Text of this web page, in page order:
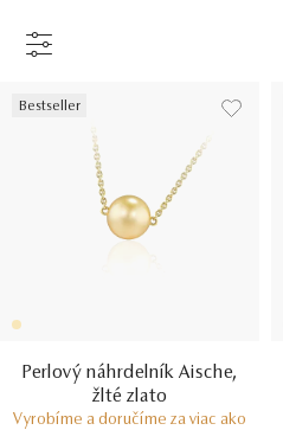
Bestseller
Perlový náhrdelník Aische,
žlté zlato
Vyrobíme a doručíme za viac ako